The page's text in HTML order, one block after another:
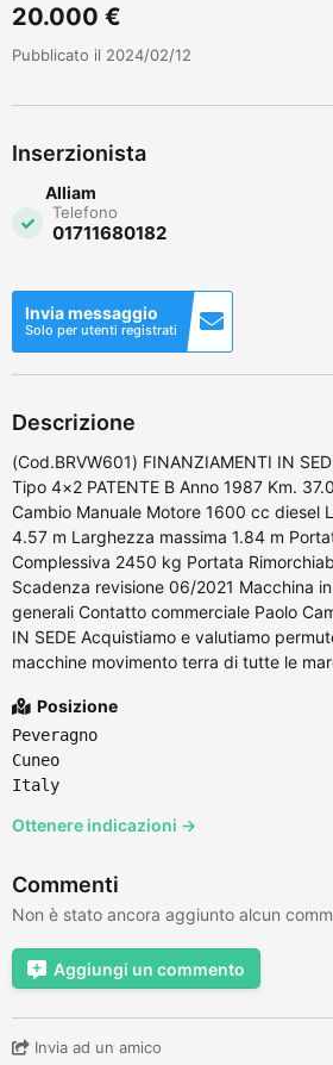
20.000 €
Pubblicato il 2024/02/12
Inserzionista
Alliam
Telefono
01711680182
Invia messaggio
Solo per utenti registrati
Descrizione
(Cod.BRVW601) FINANZIAMENTI IN
Tipo 4×2 PATENTE B Anno 1987 Km.
Cambio Manuale Motore 1600 cc diesel
4.57 m Larghezza massima 1.84 m
Complessiva 2450 kg Portata
Scadenza revisione 06/2021 Macchina
generali Contatto commerciale Paolo
IN SEDE Acquistiamo e valutiamo
macchine movimento terra di tutte le
Posizione
Peveragno
Cuneo
Italy
Ottenere indicazioni →
Commenti
Non è stato ancora aggiunto alcun
Aggiungi un commento
Invia ad un amico